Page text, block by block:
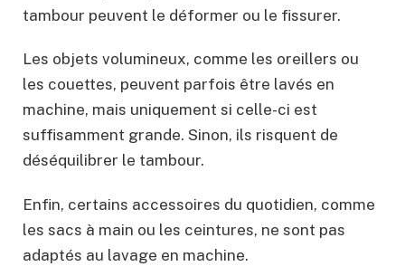
tambour peuvent le déformer ou le fissurer.
Les objets volumineux, comme les oreillers ou
les couettes, peuvent parfois être lavés en
machine, mais uniquement si celle-ci est
suffisamment grande. Sinon, ils risquent de
déséquilibrer le tambour.
Enfin, certains accessoires du quotidien, comme
les sacs à main ou les ceintures, ne sont pas
adaptés au lavage en machine.